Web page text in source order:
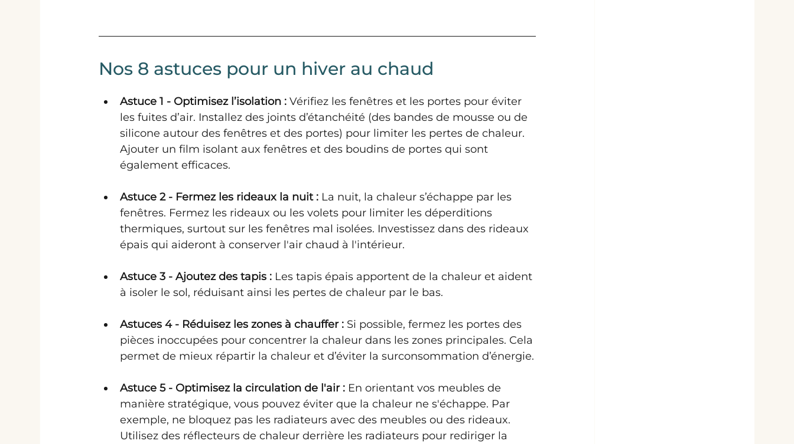
Nos 8 astuces pour un hiver au chaud
Astuce 1 - Optimisez l’isolation : Vérifiez les fenêtres et les portes pour éviter
les fuites d’air. Installez des joints d’étanchéité (des bandes de mousse ou de
silicone autour des fenêtres et des portes) pour limiter les pertes de chaleur.
Ajouter un film isolant aux fenêtres et des boudins de portes qui sont
également efficaces.
Astuce 2 - Fermez les rideaux la nuit : La nuit, la chaleur s’échappe par les
fenêtres. Fermez les rideaux ou les volets pour limiter les déperditions
thermiques, surtout sur les fenêtres mal isolées. Investissez dans des rideaux
épais qui aideront à conserver l'air chaud à l'intérieur.
Astuce 3 - Ajoutez des tapis : Les tapis épais apportent de la chaleur et aident
à isoler le sol, réduisant ainsi les pertes de chaleur par le bas.
Astuces 4 - Réduisez les zones à chauffer : Si possible, fermez les portes des
pièces inoccupées pour concentrer la chaleur dans les zones principales. Cela
permet de mieux répartir la chaleur et d’éviter la surconsommation d’énergie.
Astuce 5 - Optimisez la circulation de l'air : En orientant vos meubles de
manière stratégique, vous pouvez éviter que la chaleur ne s'échappe. Par
exemple, ne bloquez pas les radiateurs avec des meubles ou des rideaux.
Utilisez des réflecteurs de chaleur derrière les radiateurs pour rediriger la